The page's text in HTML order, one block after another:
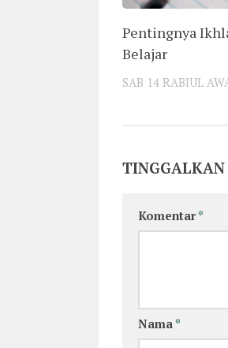
Pentingnya
Belajar
SAB 14 RABIUL
Komentar*
Nama *